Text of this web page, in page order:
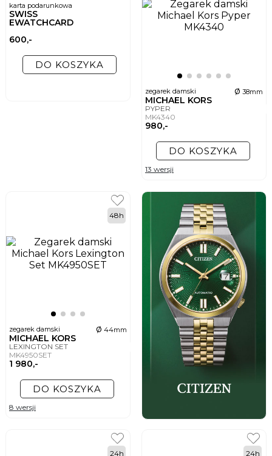
karta podarunkowa
SWISS
EWATCHCARD
600,-
DO KOSZYKA
zegarek damski ø 38mm
MICHAEL KORS
PYPER
MK4340
980,-
DO KOSZYKA
13 wersji
zegarek damski ø 44mm
MICHAEL KORS
LEXINGTON SET
MK4950SET
1 980,-
48h
DO KOSZYKA
8 wersji
24h 24h